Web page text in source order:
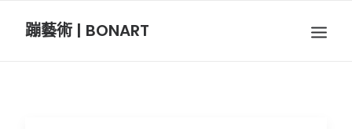
蹦藝術 | BONART